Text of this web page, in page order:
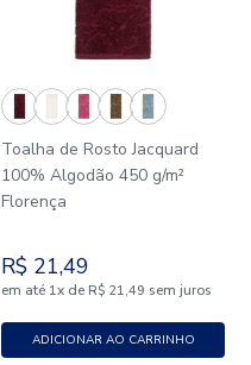
Toalha de Rosto Jacquard
100% Algodão 450 g/m²
Florença
R$ 21,49
em até 1x de R$ 21,49 sem juros
ADICIONAR AO CARRINHO